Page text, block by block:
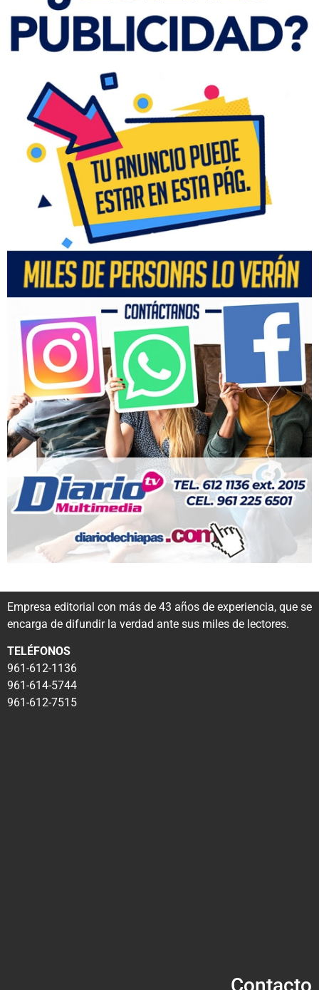
Empresa editorial con más de 43 años de experiencia, que se
encarga de difundir la verdad ante sus miles de lectores.
TELÉFONOS
961-612-1136
961-614-5744
961-612-7515